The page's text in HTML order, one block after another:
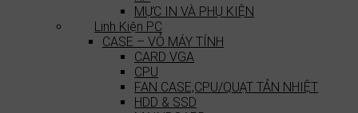
MỰC IN VÀ PHỤ KIỆN
Linh Kiện PC
CASE – VỎ MÁY TÍNH
CARD VGA
CPU
FAN CASE,CPU/QUẠT TẢN NHIỆT
HDD & SSD